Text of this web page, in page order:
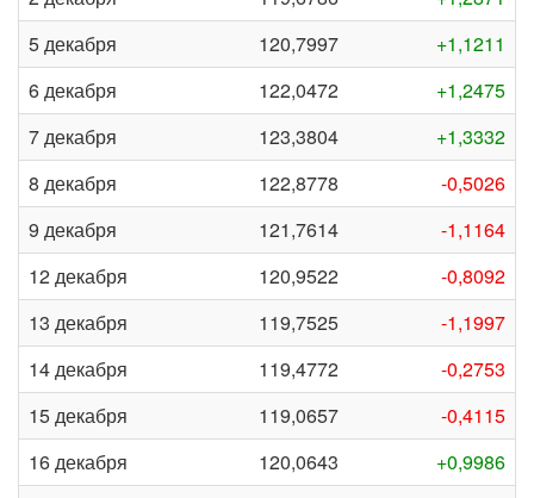
5 декабря
120,7997
+1,1211
6 декабря
122,0472
+1,2475
7 декабря
123,3804
+1,3332
8 декабря
122,8778
-0,5026
9 декабря
121,7614
-1,1164
12 декабря
120,9522
-0,8092
13 декабря
119,7525
-1,1997
14 декабря
119,4772
-0,2753
15 декабря
119,0657
-0,4115
16 декабря
120,0643
+0,9986